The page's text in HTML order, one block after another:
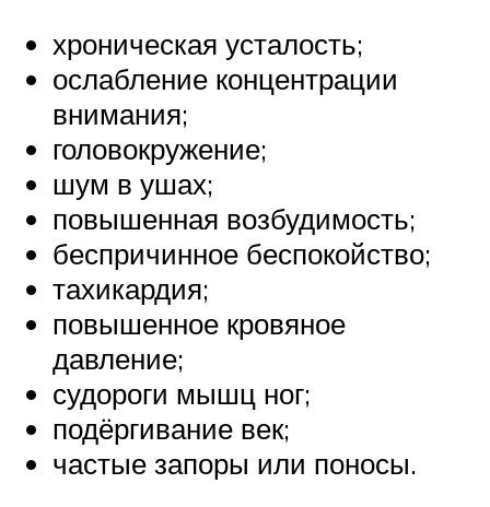
хроническая усталость;
ослабление концентрации
внимания;
головокружение;
шум в ушах;
повышенная возбудимость;
беспричинное беспокойство;
тахикардия;
повышенное кровяное
давление;
судороги мышц ног;
подёргивание век;
частые запоры или поносы.